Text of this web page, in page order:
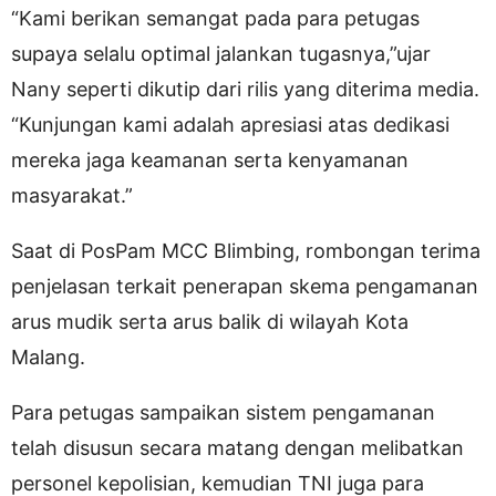
“Kami berikan semangat pada para petugas
supaya selalu optimal jalankan tugasnya,”ujar
Nany seperti dikutip dari rilis yang diterima media.
“Kunjungan kami adalah apresiasi atas dedikasi
mereka jaga keamanan serta kenyamanan
masyarakat.”
Saat di PosPam MCC Blimbing, rombongan terima
penjelasan terkait penerapan skema pengamanan
arus mudik serta arus balik di wilayah Kota
Malang.
Para petugas sampaikan sistem pengamanan
telah disusun secara matang dengan melibatkan
personel kepolisian, kemudian TNI juga para